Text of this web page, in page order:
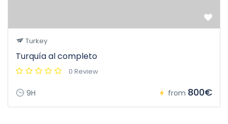
Turkey
Turquía al completo
0 Review
9H from 800€